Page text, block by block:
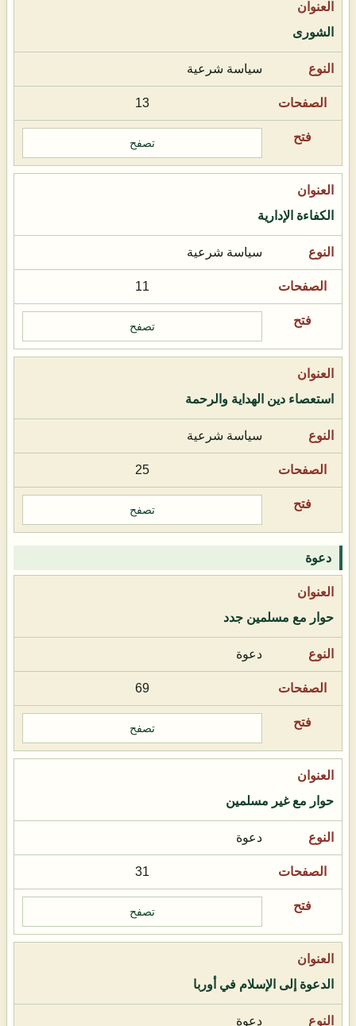
الشورى
سياسة شرعية
13
تصفح
الكفاءة الإدارية
سياسة شرعية
11
تصفح
استعصاء دين الهداية والرحمة
سياسة شرعية
25
تصفح
دعوة
حوار مع مسلمين جدد
دعوة
69
تصفح
حوار مع غير مسلمين
دعوة
31
تصفح
الدعوة إلى الإسلام في أوربا
دعوة